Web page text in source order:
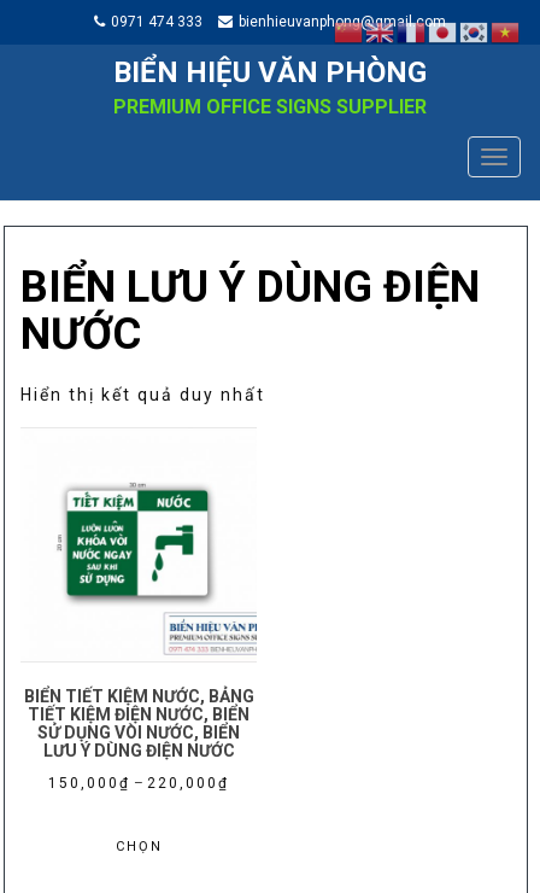
0971 474 333 bienhieuvanphong@gmail.com
BIỂN HIỆU VĂN PHÒNG
PREMIUM OFFICE SIGNS SUPPLIER
BIỂN LƯU Ý DÙNG ĐIỆN
NƯỚC
Hiển thị kết quả duy nhất
BIỂN TIẾT KIỆM NƯỚC, BẢNG
TIẾT KIỆM ĐIỆN NƯỚC, BIỂN
SỬ DỤNG VÒI NƯỚC, BIỂN
LƯU Ý DÙNG ĐIỆN NƯỚC
150,000 ₫ – 220,000 ₫
CHỌN